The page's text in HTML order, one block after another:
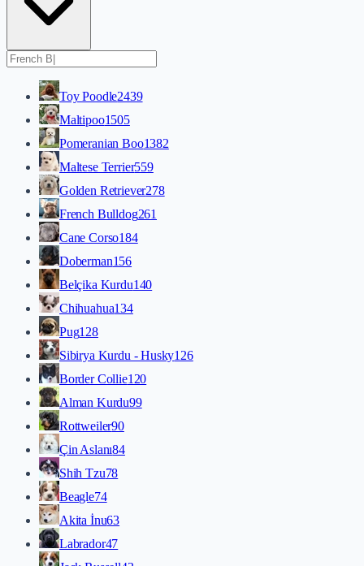
Toy Poodle2439
Maltipoo1505
Pomeranian Boo1382
Maltese Terrier559
Golden Retriever278
French Bulldog261
Cane Corso184
Doberman156
Belçika Kurdu140
Chihuahua134
Pug128
Sibirya Kurdu - Husky126
Border Collie120
Alman Kurdu99
Rottweiler90
Çin Aslanı84
Shih Tzu78
Beagle74
Akita İnu63
Labrador47